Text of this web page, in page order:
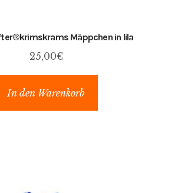
Mäppchen in lila
25,00€
In den Warenkorb